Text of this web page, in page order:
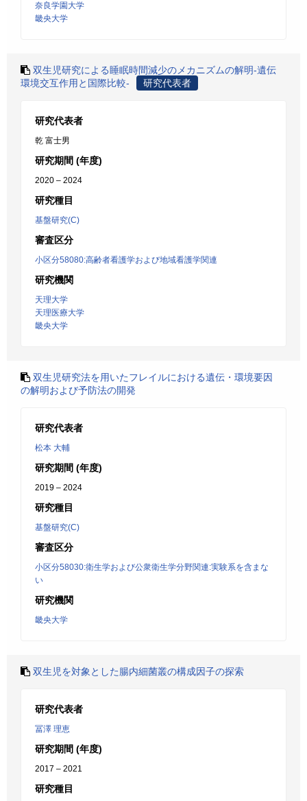
奈良学園大学
畿央大学
双生児研究による睡眠時間減少のメカニズムの解明-遺伝
環境交互作用と国際比較-
研究代表者
研究代表者
乾 富士男
研究期間 (年度)
2020 – 2024
研究種目
基盤研究(C)
審査区分
小区分58080:高齢者看護学および地域看護学関連
研究機関
天理大学
天理医療大学
畿央大学
双生児研究法を用いたフレイルにおける遺伝・環境要因
の解明および予防法の開発
研究代表者
松本 大輔
研究期間 (年度)
2019 – 2024
研究種目
基盤研究(C)
審査区分
小区分58030:衛生学および公衆衛生学分野関連:実験系を含まな
い
研究機関
畿央大学
双生児を対象とした腸内細菌叢の構成因子の探索
研究代表者
冨澤 理恵
研究期間 (年度)
2017 – 2021
研究種目